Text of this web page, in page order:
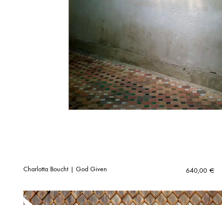
Charlotta Boucht | God Given 640,00 €